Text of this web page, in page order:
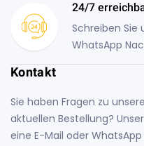
24/7
Schreiben Sie
WhatsApp
Kontakt
Sie haben Fragen zu
aktuellen Bestellung?
eine E-Mail oder